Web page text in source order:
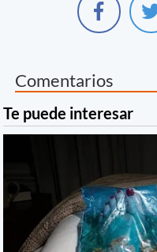
Comentarios